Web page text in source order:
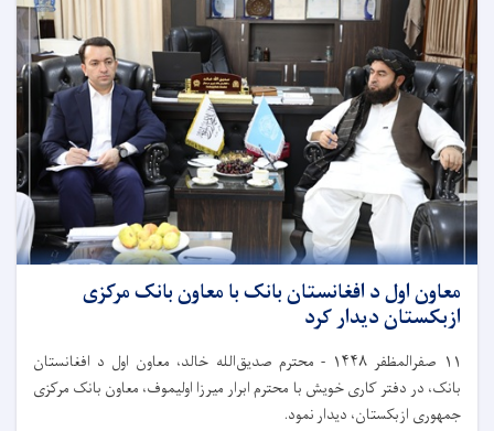
معاون اول د افغانستان بانک با معاون بانک مرکزی
ازبکستان دیدار کرد
۱۱ صفرالمظفر ۱۴۴۸ - محترم صدیق‌الله خالد، معاون اول د افغانستان
بانک، در دفتر کاری خویش با محترم ابرار میرزا اولیموف، معاون بانک مرکزی
جمهوری ازبکستان، دیدار نمود.